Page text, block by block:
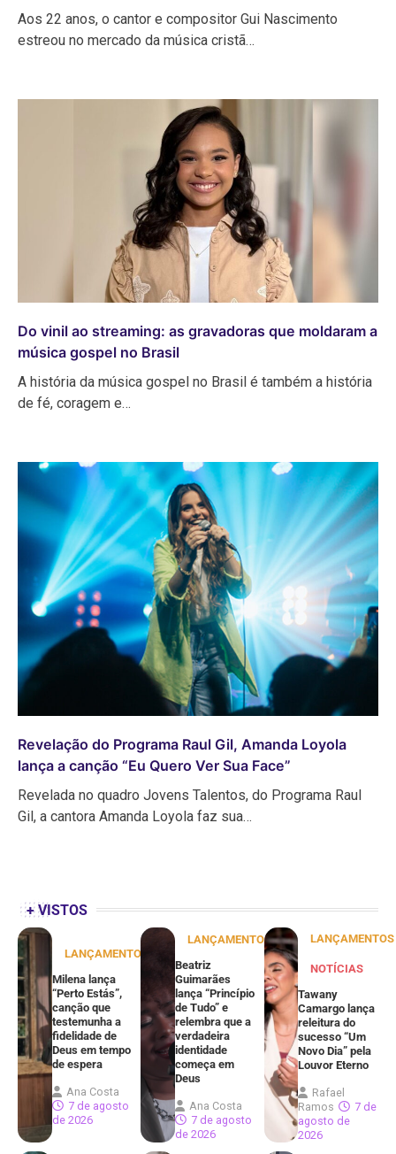
Aos 22 anos, o cantor e compositor Gui Nascimento
estreou no mercado da música cristã…
Do vinil ao streaming: as gravadoras que moldaram a
música gospel no Brasil
A história da música gospel no Brasil é também a história
de fé, coragem e…
Revelação do Programa Raul Gil, Amanda Loyola
lança a canção “Eu Quero Ver Sua Face”
Revelada no quadro Jovens Talentos, do Programa Raul
Gil, a cantora Amanda Loyola faz sua…
+ VISTOS
LANÇAMENTOS
Milena lança
“Perto Estás”,
canção que
testemunha a
fidelidade de
Deus em tempo
de espera
Ana Costa
7 de agosto
de 2026
LANÇAMENTOS
Beatriz
Guimarães
lança “Princípio
de Tudo” e
relembra que a
verdadeira
identidade
começa em
Deus
Ana Costa
7 de agosto
de 2026
LANÇAMENTOS
NOTÍCIAS
Tawany
Camargo lança
releitura do
sucesso “Um
Novo Dia” pela
Louvor Eterno
Rafael
Ramos
7 de
agosto de
2026